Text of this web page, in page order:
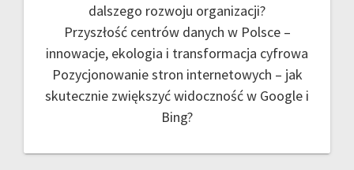
dalszego rozwoju organizacji?
Przyszłość centrów danych w Polsce –
innowacje, ekologia i transformacja cyfrowa
Pozycjonowanie stron internetowych – jak
skutecznie zwiększyć widoczność w Google i
Bing?